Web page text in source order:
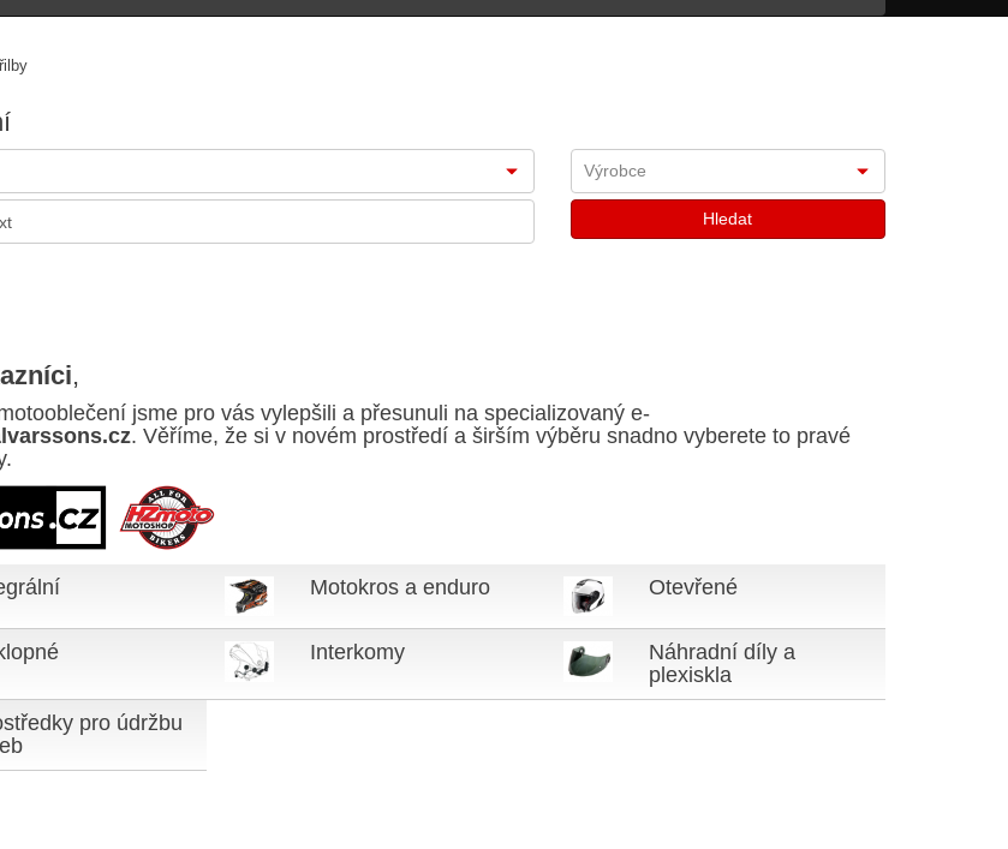
,
jsme pro vás vylepšili a přesunuli na specializovaný e-
. Věříme, že si v novém prostředí a širším výběru snadno vyberete to pravé
Motokros a enduro Otevřené
Interkomy
Náhradní díly a
plexiskla
pro údržbu